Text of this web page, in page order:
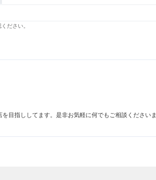
ださい。
目指ししてます。是非お気軽に何でもご相談くださいま